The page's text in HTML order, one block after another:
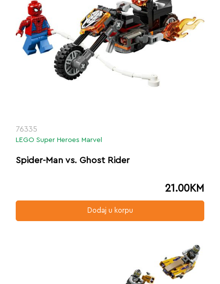
76335
LEGO Super Heroes Marvel
Spider-Man vs. Ghost Rider
21.00KM
Dodaj u korpu